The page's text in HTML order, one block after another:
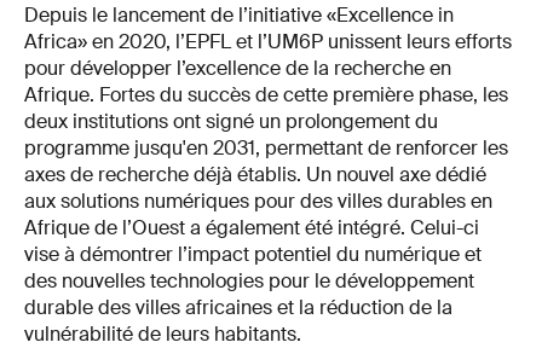
Depuis le lancement de l’initiative «Excellence in
Africa» en 2020, l’EPFL et l’UM6P unissent leurs efforts
pour développer l’excellence de la recherche en
Afrique. Fortes du succès de cette première phase, les
deux institutions ont signé un prolongement du
programme jusqu'en 2031, permettant de renforcer les
axes de recherche déjà établis. Un nouvel axe dédié
aux solutions numériques pour des villes durables en
Afrique de l’Ouest a également été intégré. Celui-ci
vise à démontrer l’impact potentiel du numérique et
des nouvelles technologies pour le développement
durable des villes africaines et la réduction de la
vulnérabilité de leurs habitants.